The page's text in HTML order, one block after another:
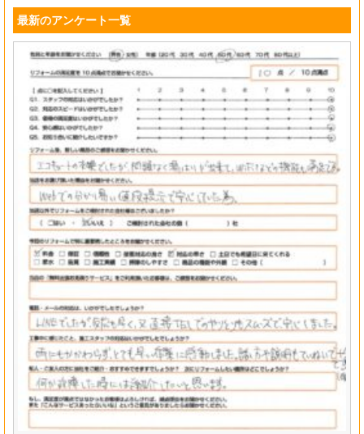
最新のアンケート一覧